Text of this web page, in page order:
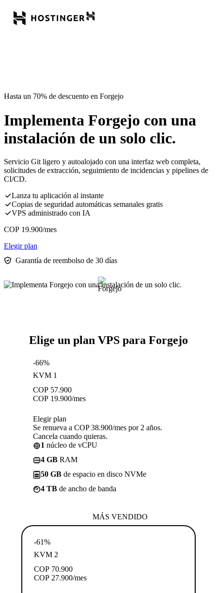
Hasta un 70% de descuento en Forgejo
Implementa Forgejo con una
instalación de un solo clic.
Servicio Git ligero y autoalojado con una interfaz web completa,
solicitudes de extracción, seguimiento de incidencias y pipelines de
CI/CD.
Lanza tu aplicación al instante
Copias de seguridad automáticas semanales gratis
VPS administrado con IA
COP 19.900/mes
Elegir plan
Garantía de reembolso de 30 días
Elige un plan VPS para Forgejo
-66%
KVM 1
COP 57.900
COP 19.900/mes
Elegir plan
Se renueva a COP 38.900/mes por 2 años.
Cancela cuando quieras.
1 núcleo de vCPU
4 GB RAM
50 GB de espacio en disco NVMe
4 TB de ancho de banda
MÁS VENDIDO
-61%
KVM 2
COP 70.900
COP 27.900/mes